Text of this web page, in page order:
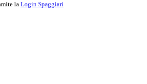
la Login Spaggiari